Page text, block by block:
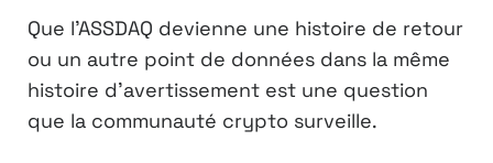
Que l’ASSDAQ devienne une histoire de retour
ou un autre point de données dans la même
histoire d’avertissement est une question
que la communauté crypto surveille.